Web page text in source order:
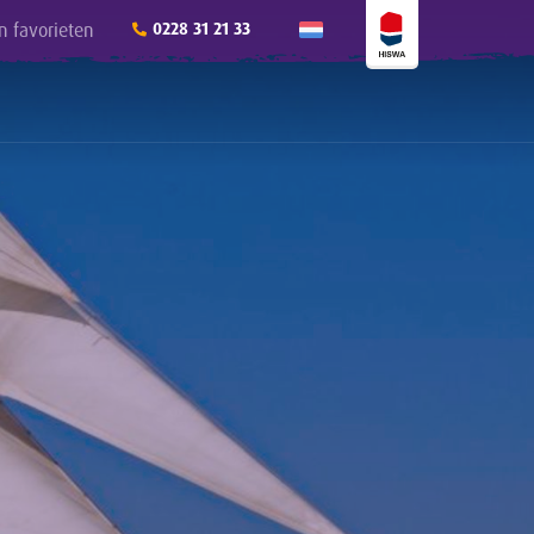
favorieten 0228 31 21 33